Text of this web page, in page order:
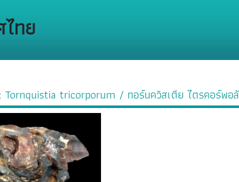
ทย
Tornquistia tricorporum / ทอร์นควิสเตีย ไตรคอร์พอ